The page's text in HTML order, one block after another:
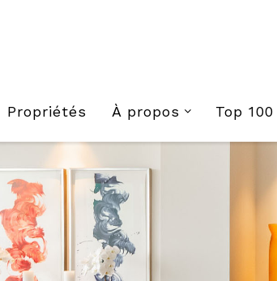
Propriétés À propos Top